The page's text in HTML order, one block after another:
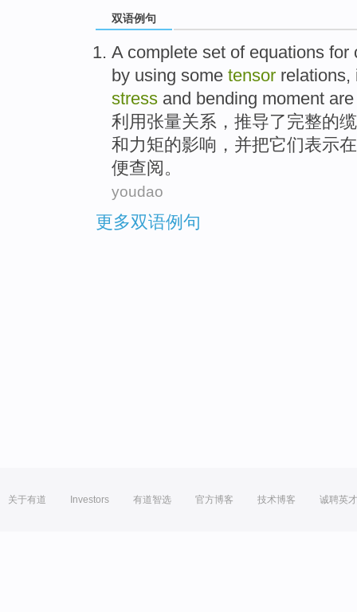
双语例句
A complete set of equations for
by using some tensor relations,
stress and bending moment
利用张量关系 ， 推导了完整的
和力矩的影响 ， 并把它们表示在
便查阅。
youdao
更多双语例句
关于有道 Investors 有道智选 官方博客 技术博客 诚聘英才